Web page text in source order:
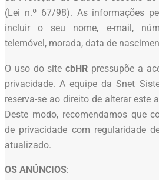
(Lei n.º 67/98). As informações
incluir o seu nome, e-mail,
telemóvel, morada, data de
O uso do sitecbHR pressupõe a
privacidade. A equipe da Snet
reserva-se ao direito de alterar este
Deste modo, recomendamos que
de privacidade com regularidade
atualizado.
OS ANÚNCIOS: